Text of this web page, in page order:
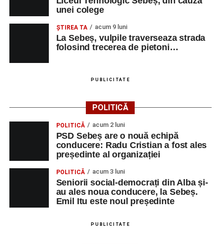
unei colege
ŞTIREA TA acum 9 luni
La Sebeș, vulpile traverseaza strada
folosind trecerea de pietoni…
PUBLICITATE
POLITICĂ
POLITICĂ acum 2 luni
PSD Sebeș are o nouă echipă
conducere: Radu Cristian a fost ales
președinte al organizației
POLITICĂ acum 3 luni
Seniorii social-democrați din Alba și-
au ales noua conducere, la Sebeș.
Emil Itu este noul președinte
PUBLICITATE